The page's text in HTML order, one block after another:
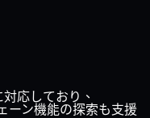
応しており、
ーン機能の探索も支援